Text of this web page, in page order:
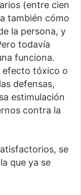
(entre cien
también cómo
la persona, y
todavía
funciona.
efecto tóxico o
defensas,
estimulación
contra la
se
que ya se